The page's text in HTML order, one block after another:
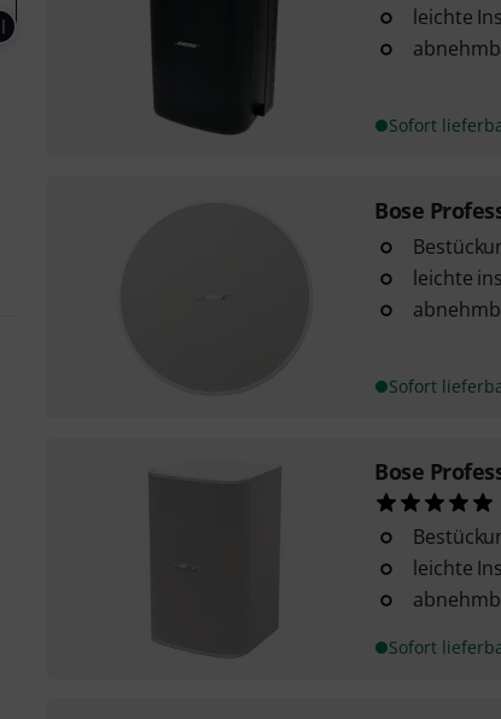
leichte
Sofort
Bose
leichte
Sofort
Bose
leichte
Sofort